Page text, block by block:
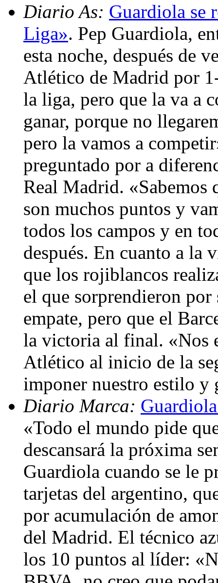
Diario As: Guardiola se
Liga». Pep Guardiola,
esta noche, después de
Atlético de Madrid por
la liga, pero que la va a
ganar, porque no
pero la vamos a
preguntado por a
Real Madrid. «Sabemos
son muchos puntos y
todos los campos y en
después. En cuanto a la
que los rojiblancos
el que sorprendieron
empate, pero que el
la victoria al final. «Nos
Atlético al inicio de la
imponer nuestro estilo
Diario Marca:
«Todo el mundo pide
descansará la próxima
Guardiola cuando se le
tarjetas del argentino,
por acumulación de
del Madrid. El técnico
los 10 puntos al líder: